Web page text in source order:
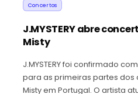
Concertos
J.MYSTERY abre
Misty
J.MYSTERY foi confirmado
para as primeiras partes dos
Misty em Portugal. O artista